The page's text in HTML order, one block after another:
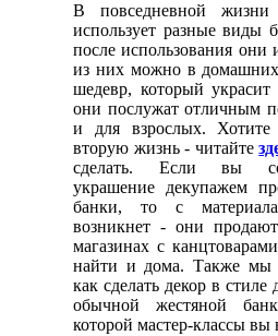
В повседневной
использует разные виды
после использования они
из них можно в домашних
шедевр, который
они послужат отличным
и для взрослых. Хотите
вторую жизнь - читайте
сделать. Если вы
украшение декупажем
банки, то с
возникнет - они
магазинах с
найти и дома. Также мы
как сделать декор в
обычной жестяной
которой мастер-классы вы